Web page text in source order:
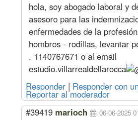
Ayudante
2846
Sereno
Mes 516375
Agosto
Oficial
Especializado
Hora 3794
3233
Medio Oficial
Ayudante
2736
Sereno
Mes 496514
Acuerdo Abril 2024
Junio
Oficial
Especializado
Hora 3613
hola, soy abogado laboral y
asesoro para las
enfermedades de la
hombros - rodillas, levantar
. 1140767671 o al email
estudio.villarrealdellarocca
Responder | Responder con
Reportar al moderador
#39419 marioch 06-06-2025